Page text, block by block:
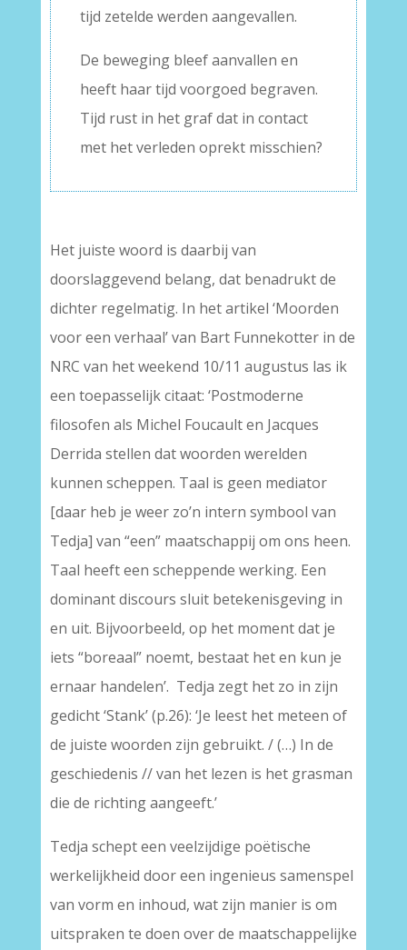
tijd zetelde werden aangevallen.
De beweging bleef aanvallen en
heeft haar tijd voorgoed begraven.
Tijd rust in het graf dat in contact
met het verleden oprekt misschien?
Het juiste woord is daarbij van
doorslaggevend belang, dat benadrukt de
dichter regelmatig. In het artikel ‘Moorden
voor een verhaal’ van Bart Funnekotter in de
NRC van het weekend 10/11 augustus las ik
een toepasselijk citaat: ‘Postmoderne
filosofen als Michel Foucault en Jacques
Derrida stellen dat woorden werelden
kunnen scheppen. Taal is geen mediator
[daar heb je weer zo’n intern symbool van
Tedja] van “een” maatschappij om ons heen.
Taal heeft een scheppende werking. Een
dominant discours sluit betekenisgeving in
en uit. Bijvoorbeeld, op het moment dat je
iets “boreaal” noemt, bestaat het en kun je
ernaar handelen’. Tedja zegt het zo in zijn
gedicht ‘Stank’ (p.26): ‘Je leest het meteen of
de juiste woorden zijn gebruikt. / (…) In de
geschiedenis // van het lezen is het grasman
die de richting aangeeft.’
Tedja schept een veelzijdige poëtische
werkelijkheid door een ingenieus samenspel
van vorm en inhoud, wat zijn manier is om
uitspraken te doen over de maatschappelijke